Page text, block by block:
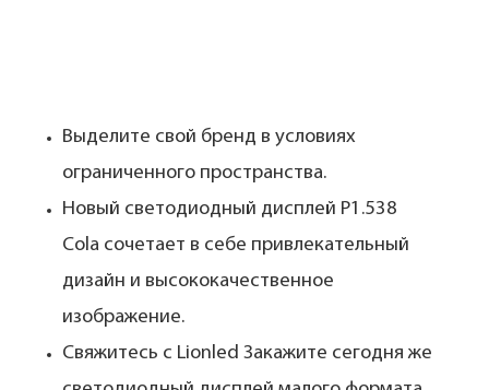
Выделите свой бренд в условиях
ограниченного пространства.
Новый светодиодный дисплей P1.538
Cola сочетает в себе привлекательный
дизайн и высококачественное
изображение.
Свяжитесь с Lionled Закажите сегодня же